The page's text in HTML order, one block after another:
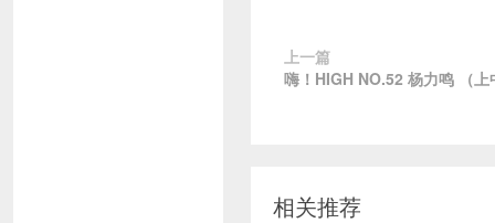
上一篇
嗨！HIGH NO.52 杨力鸣 （
相关推荐